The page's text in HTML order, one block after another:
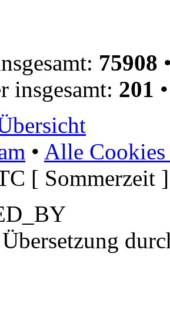
75908
insgesamt: 201
• Alle Cookies
[ Sommerzeit ]